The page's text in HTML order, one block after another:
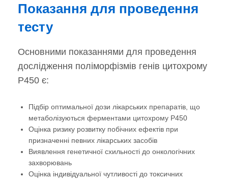
Показання для проведення
тесту
Основними показаннями для проведення
дослідження поліморфізмів генів цитохрому
P450 є:
Підбір оптимальної дози лікарських препаратів, що
метаболізуються ферментами цитохрому P450
Оцінка ризику розвитку побічних ефектів при
призначенні певних лікарських засобів
Виявлення генетичної схильності до онкологічних
захворювань
Оцінка індивідуальної чутливості до токсичних